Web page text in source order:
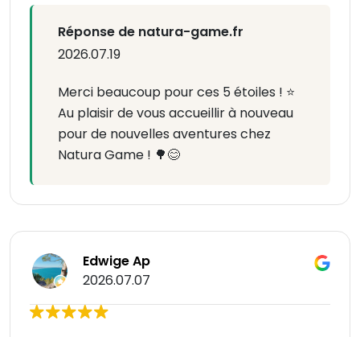
Réponse de natura-game.fr
2026.07.19
Merci beaucoup pour ces 5 étoiles ! ⭐
Au plaisir de vous accueillir à nouveau
pour de nouvelles aventures chez
Natura Game ! 🌳😊
Edwige Ap
2026.07.07